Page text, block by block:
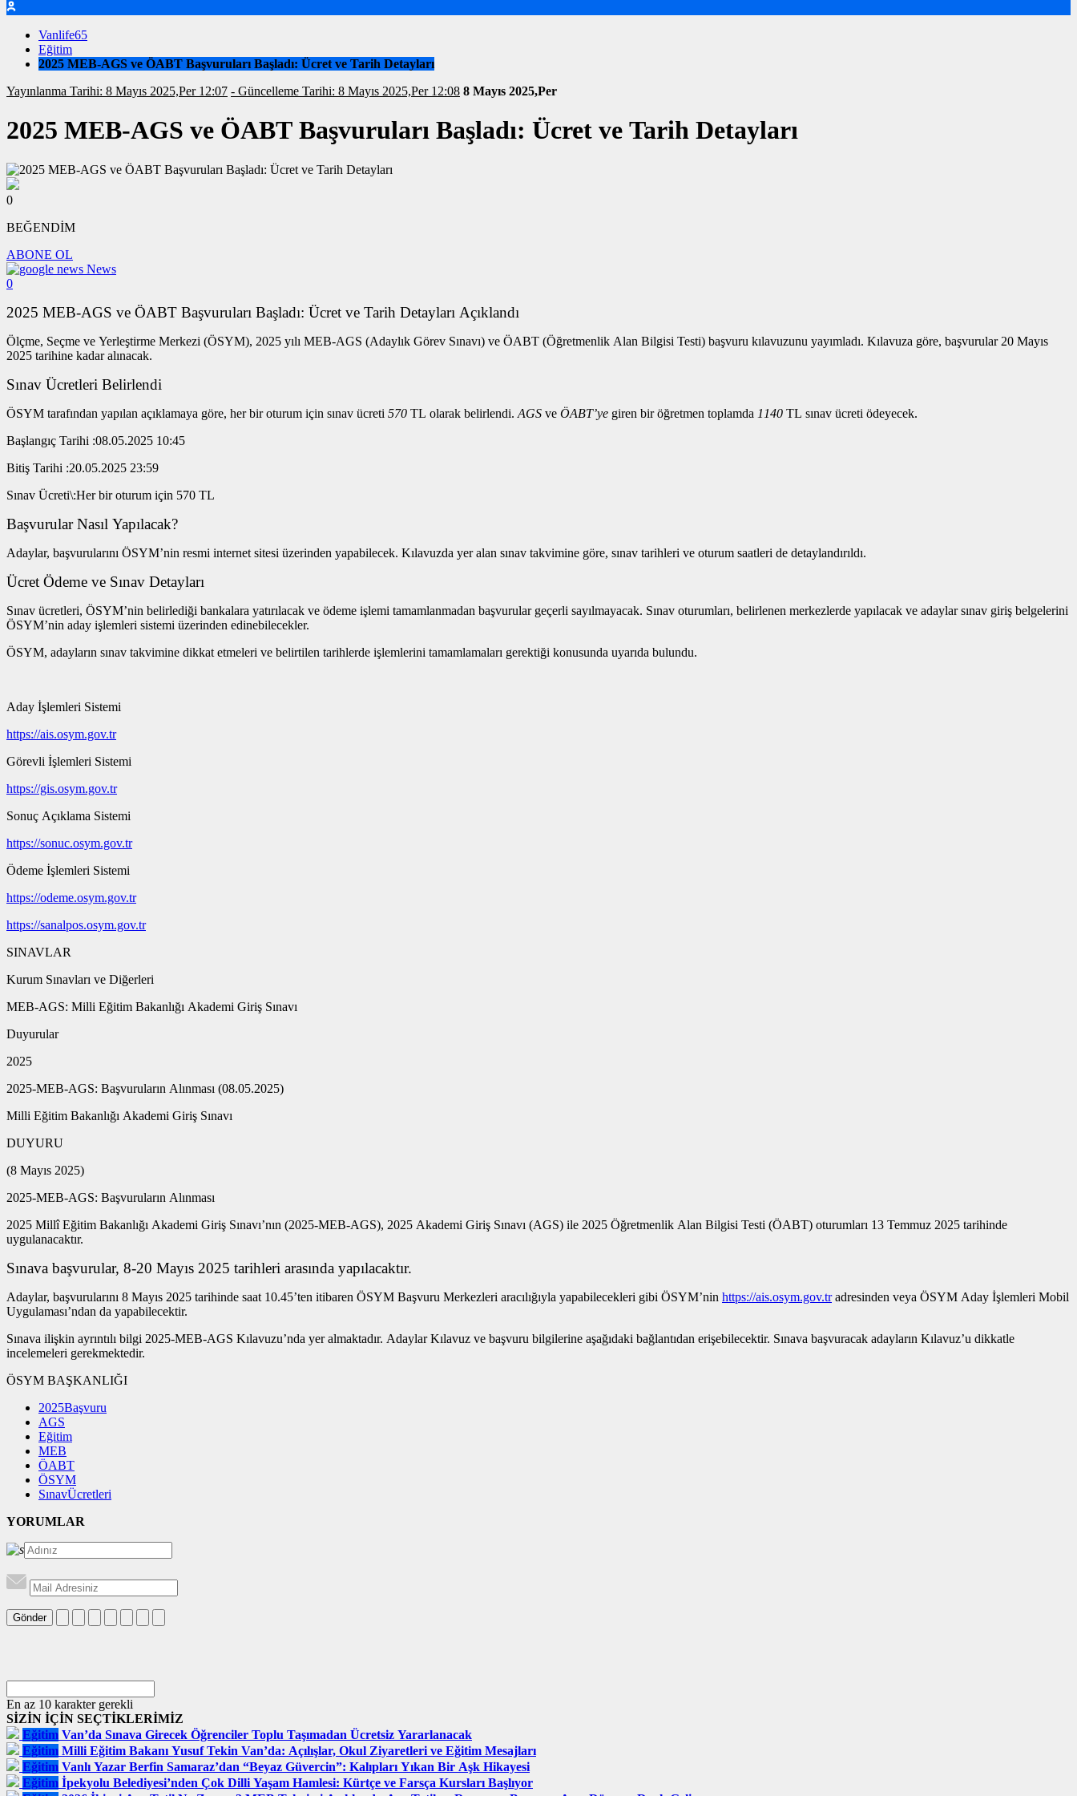
Vanlife65
Eğitim
2025 MEB-AGS ve ÖABT Başvuruları Başladı: Ücret ve Tarih Detayları
Yayınlanma Tarihi: 8 Mayıs 2025,Per 12:07
- Güncelleme Tarihi: 8 Mayıs 2025,Per 12:08 8 Mayıs 2025,Per
2025 MEB-AGS ve ÖABT Başvuruları Başladı: Ücret ve Tarih Detayları
0
BEĞENDİM
ABONE OL
News
0
2025 MEB-AGS ve ÖABT Başvuruları Başladı: Ücret ve Tarih Detayları Açıklandı
Ölçme, Seçme ve Yerleştirme Merkezi (ÖSYM), 2025 yılı MEB-AGS (Adaylık Görev Sınavı) ve ÖABT (Öğretmenlik Alan Bilgisi Testi) başvuru kılavuzunu yayımladı. Kılavuza göre, başvurular 20 Mayıs
2025 tarihine kadar alınacak.
Sınav Ücretleri Belirlendi
ÖSYM tarafından yapılan açıklamaya göre, her bir oturum için sınav ücreti 570 TL olarak belirlendi. AGS ve ÖABT’ye giren bir öğretmen toplamda 1140 TL sınav ücreti ödeyecek.
Başlangıç Tarihi :08.05.2025 10:45
Bitiş Tarihi :20.05.2025 23:59
Sınav Ücreti\:Her bir oturum için 570 TL
Başvurular Nasıl Yapılacak?
Adaylar, başvurularını ÖSYM’nin resmi internet sitesi üzerinden yapabilecek. Kılavuzda yer alan sınav takvimine göre, sınav tarihleri ve oturum saatleri de detaylandırıldı.
Ücret Ödeme ve Sınav Detayları
Sınav ücretleri, ÖSYM’nin belirlediği bankalara yatırılacak ve ödeme işlemi tamamlanmadan başvurular geçerli sayılmayacak. Sınav oturumları, belirlenen merkezlerde yapılacak ve adaylar sınav giriş belgelerini
ÖSYM’nin aday işlemleri sistemi üzerinden edinebilecekler.
ÖSYM, adayların sınav takvimine dikkat etmeleri ve belirtilen tarihlerde işlemlerini tamamlamaları gerektiği konusunda uyarıda bulundu.
Aday İşlemleri Sistemi
https://ais.osym.gov.tr
Görevli İşlemleri Sistemi
https://gis.osym.gov.tr
Sonuç Açıklama Sistemi
https://sonuc.osym.gov.tr
Ödeme İşlemleri Sistemi
https://odeme.osym.gov.tr
https://sanalpos.osym.gov.tr
SINAVLAR
Kurum Sınavları ve Diğerleri
MEB-AGS: Milli Eğitim Bakanlığı Akademi Giriş Sınavı
Duyurular
2025
2025-MEB-AGS: Başvuruların Alınması (08.05.2025)
Milli Eğitim Bakanlığı Akademi Giriş Sınavı
DUYURU
(8 Mayıs 2025)
2025-MEB-AGS: Başvuruların Alınması
2025 Millî Eğitim Bakanlığı Akademi Giriş Sınavı’nın (2025-MEB-AGS), 2025 Akademi Giriş Sınavı (AGS) ile 2025 Öğretmenlik Alan Bilgisi Testi (ÖABT) oturumları 13 Temmuz 2025 tarihinde
uygulanacaktır.
Sınava başvurular, 8-20 Mayıs 2025 tarihleri arasında yapılacaktır.
Adaylar, başvurularını 8 Mayıs 2025 tarihinde saat 10.45’ten itibaren ÖSYM Başvuru Merkezleri aracılığıyla yapabilecekleri gibi ÖSYM’nin https://ais.osym.gov.tradresinden veya ÖSYM Aday İşlemleri Mobil
Uygulaması’ndan da yapabilecektir.
Sınava ilişkin ayrıntılı bilgi 2025-MEB-AGS Kılavuzu’nda yer almaktadır. Adaylar Kılavuz ve başvuru bilgilerine aşağıdaki bağlantıdan erişebilecektir. Sınava başvuracak adayların Kılavuz’u dikkatle
incelemeleri gerekmektedir.
ÖSYM BAŞKANLIĞI
2025Başvuru
AGS
Eğitim
MEB
ÖABT
ÖSYM
SınavÜcretleri
YORUMLAR
Gönder
En az 10 karakter gerekli
SİZİN İÇİN SEÇTİKLERİMİZ
Eğitim Van’da Sınava Girecek Öğrenciler Toplu Taşımadan Ücretsiz Yararlanacak
Eğitim Milli Eğitim Bakanı Yusuf Tekin Van’da: Açılışlar, Okul Ziyaretleri ve Eğitim Mesajları
Eğitim Vanlı Yazar Berfin Samaraz’dan “Beyaz Güvercin”: Kalıpları Yıkan Bir Aşk Hikayesi
Eğitim İpekyolu Belediyesi’nden Çok Dilli Yaşam Hamlesi: Kürtçe ve Farsça Kursları Başlıyor